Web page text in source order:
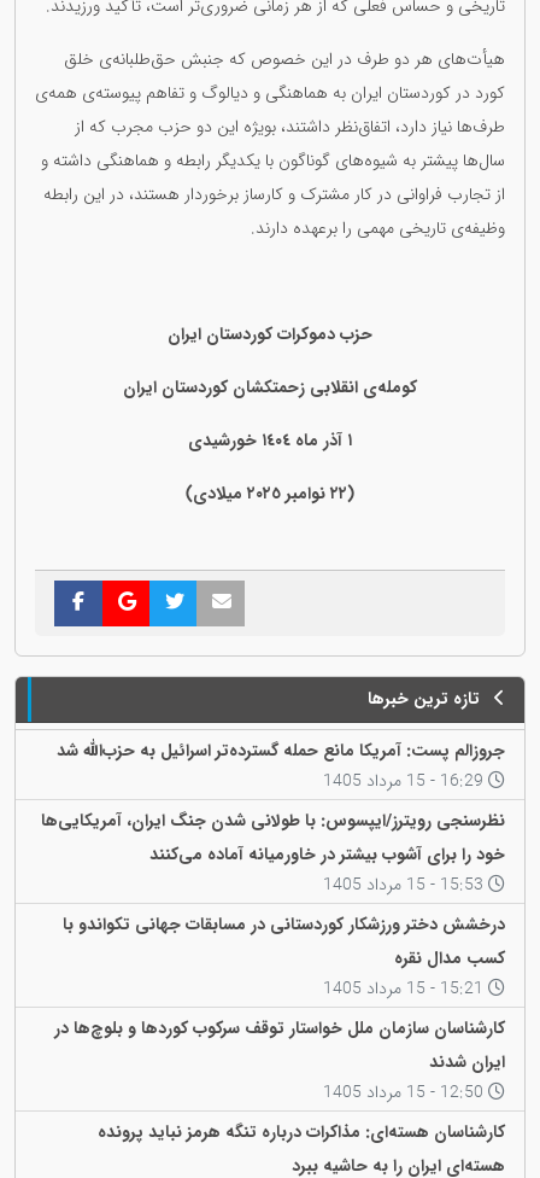
تاریخی و حساس فعلی کە از هر زمانی ضروری‌تر است، تأکید ورزیدند.
هیأت‌های هر دو طرف در این خصوص کە جنبش حق‌طلبانەی خلق
کورد در کوردستان ایران بە هماهنگی و دیالوگ و تفاهم پیوستەی همەی
طرف‌ها نیاز دارد، اتفاق‌نظر داشتند، بویژە این دو حزب مجرب کە از
سال‌ها پیشتر بە شیوەهای گوناگون با یکدیگر رابطە و هماهنگی داشتە و
از تجارب فراوانی در کار مشترک و کارساز برخوردار هستند، در این رابطە
وظیفەی تاریخی مهمی را برعهدە دارند.
حزب دموکرات کوردستان ایران
کوملەی انقلابی زحمتکشان کوردستان ایران
١ آذر ماه ١٤٠٤ خورشیدی
(٢٢ نوامبر ٢٠٢٥ میلادی)
تازه ترین خبرها
جروزالم پست: آمریکا مانع حمله گسترده‌تر اسرائیل به حزب‌الله شد
نظرسنجی رویترز/ایپسوس: با طولانی شدن جنگ ایران، آمریکایی‌ها
خود را برای آشوب بیشتر در خاورمیانه آماده می‌کنند
درخشش دختر ورزشکار کوردستانی در مسابقات جهانی تکواندو با
کسب مدال نقره
کارشناسان سازمان ملل خواستار توقف سرکوب کوردها و بلوچ‌ها در
ایران شدند
کارشناسان هسته‌ای: مذاکرات درباره تنگه هرمز نباید پرونده
هسته‌ای ایران را به حاشیه ببرد